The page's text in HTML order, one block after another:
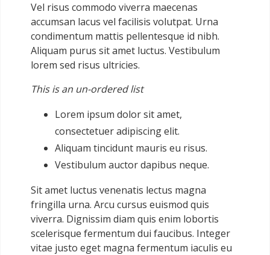
Vel risus commodo viverra maecenas
accumsan lacus vel facilisis volutpat. Urna
condimentum mattis pellentesque id nibh.
Aliquam purus sit amet luctus. Vestibulum
lorem sed risus ultricies.
This is an un-ordered list
Lorem ipsum dolor sit amet,
consectetuer adipiscing elit.
Aliquam tincidunt mauris eu risus.
Vestibulum auctor dapibus neque.
Sit amet luctus venenatis lectus magna
fringilla urna. Arcu cursus euismod quis
viverra. Dignissim diam quis enim lobortis
scelerisque fermentum dui faucibus. Integer
vitae justo eget magna fermentum iaculis eu